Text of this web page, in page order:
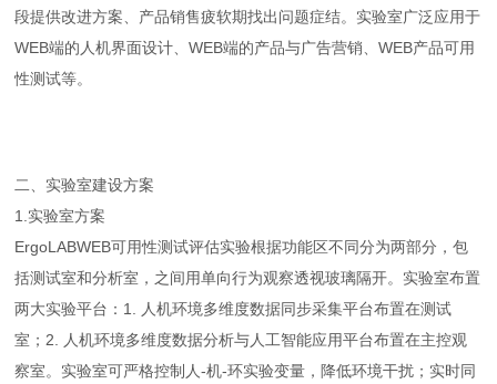
段提供改进方案、产品销售疲软期找出问题症结。实验室广泛应用于
WEB端的人机界面设计、WEB端的产品与广告营销、WEB产品可用
性测试等。
二、实验室建设方案
1. 实验室方案
ErgoLABWEB可用性测试评估实验根据功能区不同分为两部分，包
括测试室和分析室，之间用单向行为观察透视玻璃隔开。实验室布置
两大实验平台：1. 人机环境多维度数据同步采集平台布置在测试
室；2. 人机环境多维度数据分析与人工智能应用平台布置在主控观
察室。实验室可严格控制人-机-环实验变量，降低环境干扰；实时同